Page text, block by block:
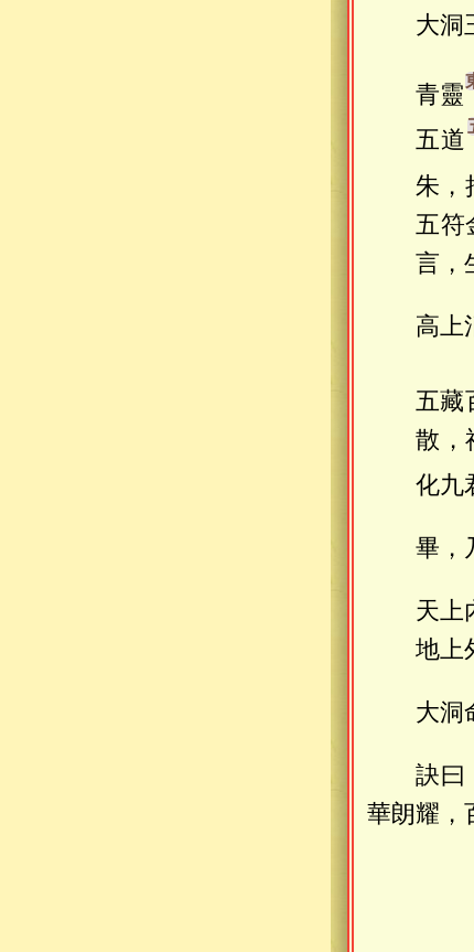
大洞
青靈
五道
朱，
五符
言，
高上
五藏
散，
化九
畢，
天上
地上
大洞
訣曰
華朗耀，